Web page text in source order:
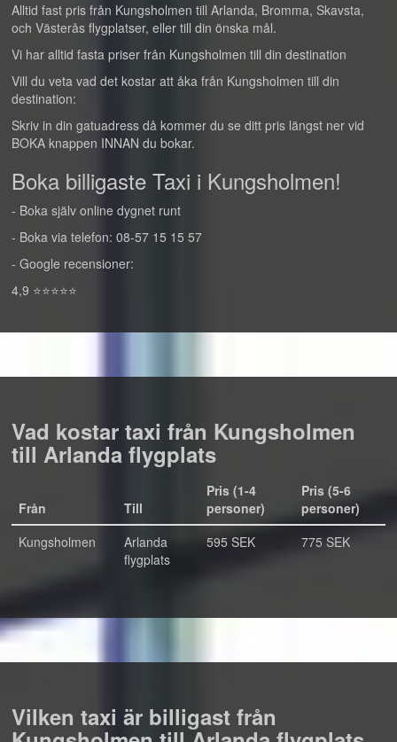
Alltid fast pris från Kungsholmen till Arlanda, Bromma, Skavsta,
och Västerås flygplatser, eller till din önska mål.
Vi har alltid fasta priser från Kungsholmen till din destination
Vill du veta vad det kostar att åka från Kungsholmen till din
destination:
Skriv in din gatuadress då kommer du se ditt pris längst ner vid
BOKA knappen INNAN du bokar.
Boka billigaste Taxi i Kungsholmen!
- Boka själv online dygnet runt
- Boka via telefon: 08-57 15 15 57
- Google recensioner:
4,9 ⭐⭐⭐⭐⭐
Vad kostar taxi från Kungsholmen
till Arlanda flygplats
Från Till
Pris (1-4
personer)
Pris (5-6
personer)
Kungsholmen
Arlanda
flygplats
595 SEK 775 SEK
Vilken taxi är billigast från